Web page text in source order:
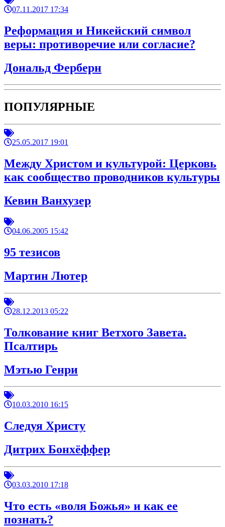
07.11.2017 17:34
Реформация и Никейский символ
веры: противоречие или согласие?
Дональд Ферберн
ПОПУЛЯРНЫЕ
25.05.2017 19:01
Между Христом и культурой: Церковь
как сообщество проводников культуры
Кевин Ванхузер
04.06.2005 15:42
95 тезисов
Мартин Лютер
28.12.2013 05:22
Толкование книг Ветхого Завета.
Псалтирь
Мэтью Генри
10.03.2010 16:15
Следуя Христу
Дитрих Бонхёффер
03.03.2010 17:18
Что есть «воля Божья» и как ее
познать?